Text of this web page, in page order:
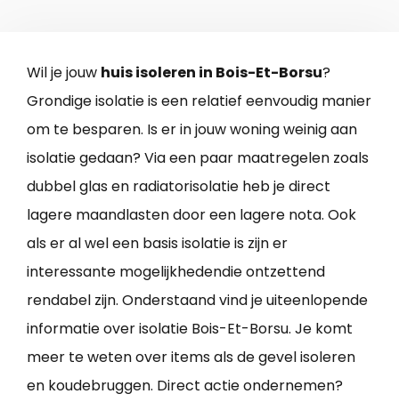
Wil je jouw huis isoleren in Bois-Et-Borsu?
Grondige isolatie is een relatief eenvoudig manier
om te besparen. Is er in jouw woning weinig aan
isolatie gedaan? Via een paar maatregelen zoals
dubbel glas en radiatorisolatie heb je direct
lagere maandlasten door een lagere nota. Ook
als er al wel een basis isolatie is zijn er
interessante mogelijkhedendie ontzettend
rendabel zijn. Onderstaand vind je uiteenlopende
informatie over isolatie Bois-Et-Borsu. Je komt
meer te weten over items als de gevel isoleren
en koudebruggen. Direct actie ondernemen?